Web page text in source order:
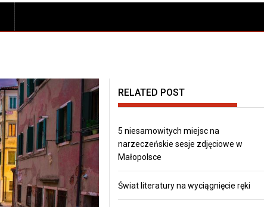
RELATED POST
5 niesamowitych miejsc na
narzeczeńskie sesje zdjęciowe w
Małopolsce
Świat literatury na wyciągnięcie ręki